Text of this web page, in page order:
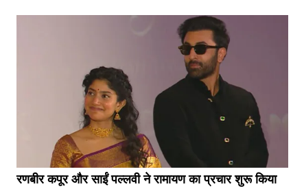
रणबीर कपूर और साईं पल्लवी ने रामायण का प्रचार शुरू किया